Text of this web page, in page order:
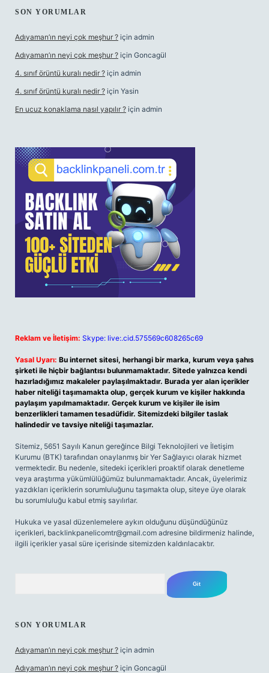
SON YORUMLAR
Adıyaman’ın neyi çok meşhur ? için admin
Adıyaman’ın neyi çok meşhur ? için Goncagül
4. sınıf örüntü kuralı nedir ? için admin
4. sınıf örüntü kuralı nedir ? için Yasin
En ucuz konaklama nasıl yapılır ? için admin
Reklam ve İletişim: Skype: live:.cid.575569c608265c69
Yasal Uyarı: Bu internet sitesi, herhangi bir marka, kurum veya şahıs
şirketi ile hiçbir bağlantısı bulunmamaktadır. Sitede yalnızca kendi
hazırladığımız makaleler paylaşılmaktadır. Burada yer alan içerikler
haber niteliği taşımamakta olup, gerçek kurum ve kişiler hakkında
paylaşım yapılmamaktadır. Gerçek kurum ve kişiler ile isim
benzerlikleri tamamen tesadüfidir. Sitemizdeki bilgiler taslak
halindedir ve tavsiye niteliği taşımazlar.
Sitemiz, 5651 Sayılı Kanun gereğince Bilgi Teknolojileri ve İletişim
Kurumu (BTK) tarafından onaylanmış bir Yer Sağlayıcı olarak hizmet
vermektedir. Bu nedenle, sitedeki içerikleri proaktif olarak denetleme
veya araştırma yükümlülüğümüz bulunmamaktadır. Ancak, üyelerimiz
yazdıkları içeriklerin sorumluluğunu taşımakta olup, siteye üye olarak
bu sorumluluğu kabul etmiş sayılırlar.
Hukuka ve yasal düzenlemelere aykırı olduğunu düşündüğünüz
içerikleri, backlinkpanelicomtr@gmail.com adresine bildirmeniz halinde,
ilgili içerikler yasal süre içerisinde sitemizden kaldırılacaktır.
SON YORUMLAR
Adıyaman’ın neyi çok meşhur ? için admin
Adıyaman’ın neyi çok meşhur ? için Goncagül